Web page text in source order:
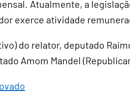
Atualmente, a
exerce atividade
) do relator, deputado
Amom Mandel